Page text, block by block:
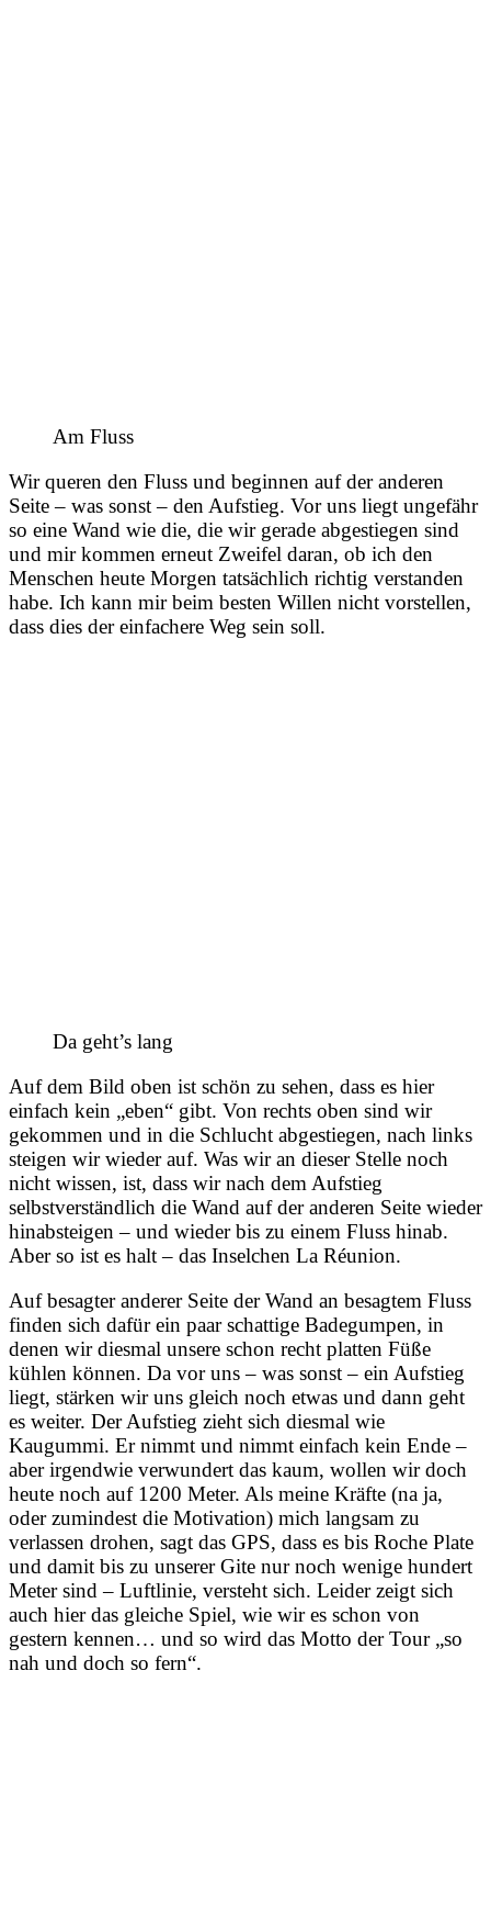
Am Fluss
Wir queren den Fluss und beginnen auf der anderen
Seite – was sonst – den Aufstieg. Vor uns liegt ungefähr
so eine Wand wie die, die wir gerade abgestiegen sind
und mir kommen erneut Zweifel daran, ob ich den
Menschen heute Morgen tatsächlich richtig verstanden
habe. Ich kann mir beim besten Willen nicht vorstellen,
dass dies der einfachere Weg sein soll.
Da geht’s lang
Auf dem Bild oben ist schön zu sehen, dass es hier
einfach kein „eben“ gibt. Von rechts oben sind wir
gekommen und in die Schlucht abgestiegen, nach links
steigen wir wieder auf. Was wir an dieser Stelle noch
nicht wissen, ist, dass wir nach dem Aufstieg
selbstverständlich die Wand auf der anderen Seite wieder
hinabsteigen – und wieder bis zu einem Fluss hinab.
Aber so ist es halt – das Inselchen La Réunion.
Auf besagter anderer Seite der Wand an besagtem Fluss
finden sich dafür ein paar schattige Badegumpen, in
denen wir diesmal unsere schon recht platten Füße
kühlen können. Da vor uns – was sonst – ein Aufstieg
liegt, stärken wir uns gleich noch etwas und dann geht
es weiter. Der Aufstieg zieht sich diesmal wie
Kaugummi. Er nimmt und nimmt einfach kein Ende –
aber irgendwie verwundert das kaum, wollen wir doch
heute noch auf 1200 Meter. Als meine Kräfte (na ja,
oder zumindest die Motivation) mich langsam zu
verlassen drohen, sagt das GPS, dass es bis Roche Plate
und damit bis zu unserer Gite nur noch wenige hundert
Meter sind – Luftlinie, versteht sich. Leider zeigt sich
auch hier das gleiche Spiel, wie wir es schon von
gestern kennen… und so wird das Motto der Tour „so
nah und doch so fern“.